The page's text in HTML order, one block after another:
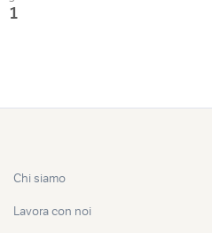
1
Chi siamo
Lavora con noi